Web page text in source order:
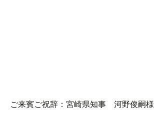
ご来賓ご祝辞：宮崎県知事 河野俊嗣様